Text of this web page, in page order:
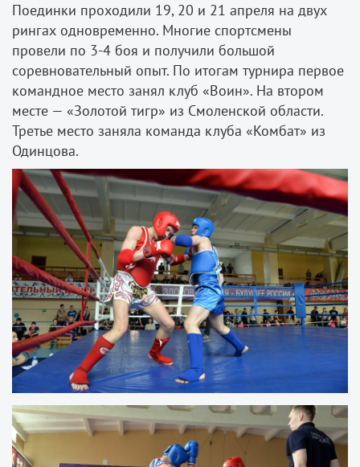
Поединки проходили 19, 20 и 21 апреля на двух
рингах одновременно. Многие спортсмены
провели по 3-4 боя и получили большой
соревновательный опыт. По итогам турнира первое
командное место занял клуб «Воин». На втором
месте — «Золотой тигр» из Смоленской области.
Третье место заняла команда клуба «Комбат» из
Одинцова.